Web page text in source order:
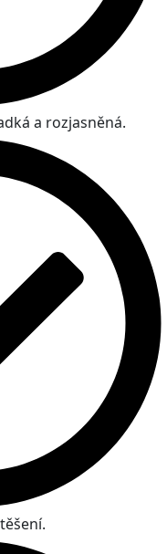
a rozjasněná.